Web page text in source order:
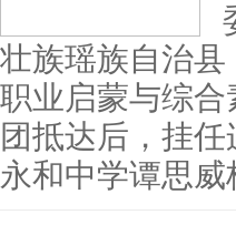
壮族瑶族自治县
职业启蒙与综
团抵达后，挂
永和中学谭思